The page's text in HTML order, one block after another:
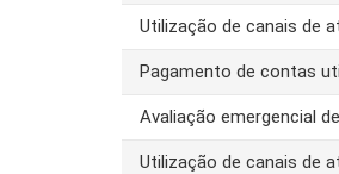
Utilização de canais de
Pagamento de contas
Avaliação emergencial
Utilização de canais de